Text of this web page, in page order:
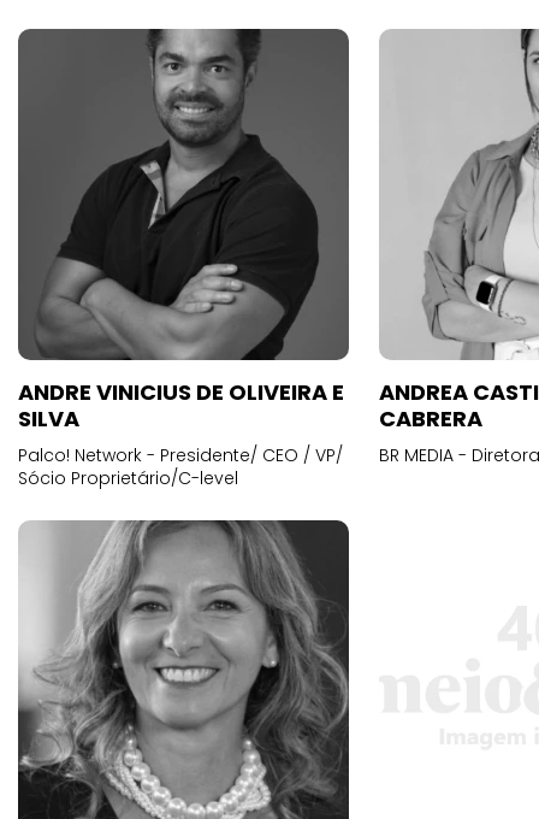
ANDRE VINICIUS DE OLIVEIRA E
SILVA
Palco! Network - Presidente/ CEO / VP/
Sócio Proprietário/C-level
ANDREA
CABRERA
BR MEDIA -